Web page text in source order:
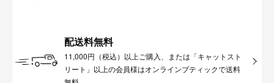
配送料無料
11,000円（税込）以上ご購入、または「キャットスト
リート」以上の会員様はオンラインブティックで送料